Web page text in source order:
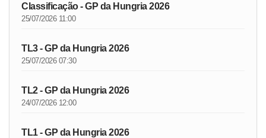
Classificação - GP da Hungria 2026
25/07/2026 11:00
TL3 - GP da Hungria 2026
25/07/2026 07:30
TL2 - GP da Hungria 2026
24/07/2026 12:00
TL1 - GP da Hungria 2026